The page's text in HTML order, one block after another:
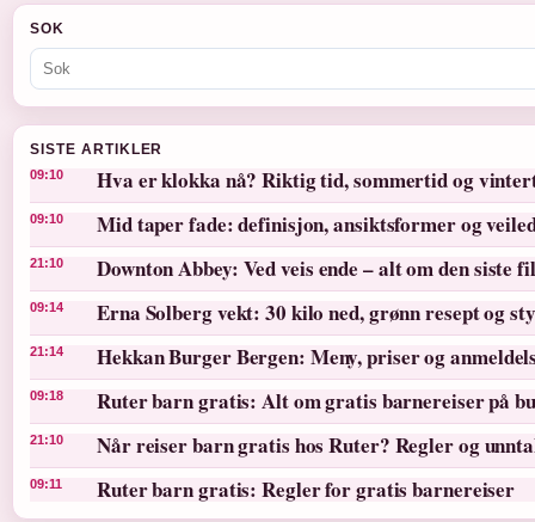
SOK
SISTE ARTIKLER
09:10 Hva er klokka nå? Riktig tid, sommertid og
09:10 Mid taper fade: definisjon, ansiktsformer og
21:10 Downton Abbey: Ved veis ende – alt om den siste
09:14 Erna Solberg vekt: 30 kilo ned, grønn resept og
21:14 Hekkan Burger Bergen: Meny, priser og
09:18 Ruter barn gratis: Alt om gratis barnereiser på
21:10 Når reiser barn gratis hos Ruter? Regler og
09:11 Ruter barn gratis: Regler for gratis barnereiser